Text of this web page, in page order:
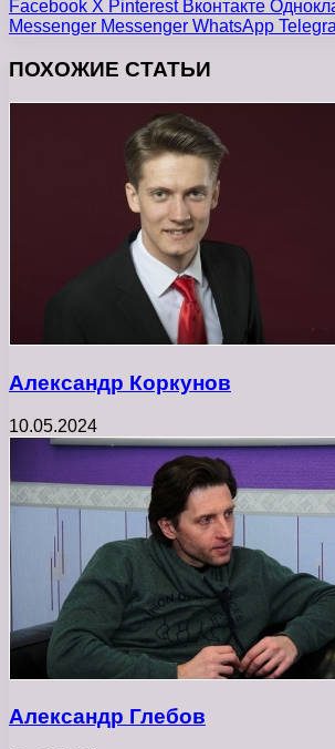
Facebook X Pinterest Вконтакте
Messenger Messenger WhatsApp
ПОХОЖИЕ СТАТЬИ
Александр Коркунов
10.05.2024
Александр Глебов